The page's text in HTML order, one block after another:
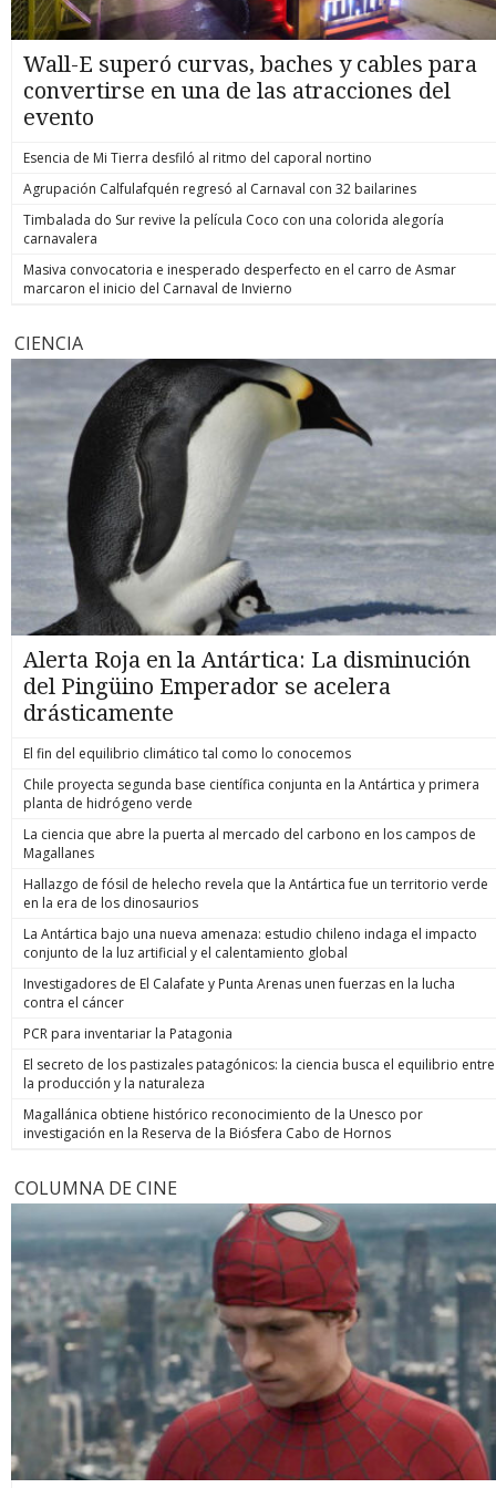
Wall-E superó curvas, baches y cables para
convertirse en una de las atracciones del
evento
Esencia de Mi Tierra desfiló al ritmo del caporal nortino
Agrupación Calfulafquén regresó al Carnaval con 32 bailarines
Timbalada do Sur revive la película Coco con una colorida alegoría
carnavalera
Masiva convocatoria e inesperado desperfecto en el carro de Asmar
marcaron el inicio del Carnaval de Invierno
CIENCIA
Alerta Roja en la Antártica: La disminución
del Pingüino Emperador se acelera
drásticamente
El fin del equilibrio climático tal como lo conocemos
Chile proyecta segunda base científica conjunta en la Antártica y primera
planta de hidrógeno verde
La ciencia que abre la puerta al mercado del carbono en los campos de
Magallanes
Hallazgo de fósil de helecho revela que la Antártica fue un territorio verde
en la era de los dinosaurios
La Antártica bajo una nueva amenaza: estudio chileno indaga el impacto
conjunto de la luz artificial y el calentamiento global
Investigadores de El Calafate y Punta Arenas unen fuerzas en la lucha
contra el cáncer
PCR para inventariar la Patagonia
El secreto de los pastizales patagónicos: la ciencia busca el equilibrio entre
la producción y la naturaleza
Magallánica obtiene histórico reconocimiento de la Unesco por
investigación en la Reserva de la Biósfera Cabo de Hornos
COLUMNA DE CINE